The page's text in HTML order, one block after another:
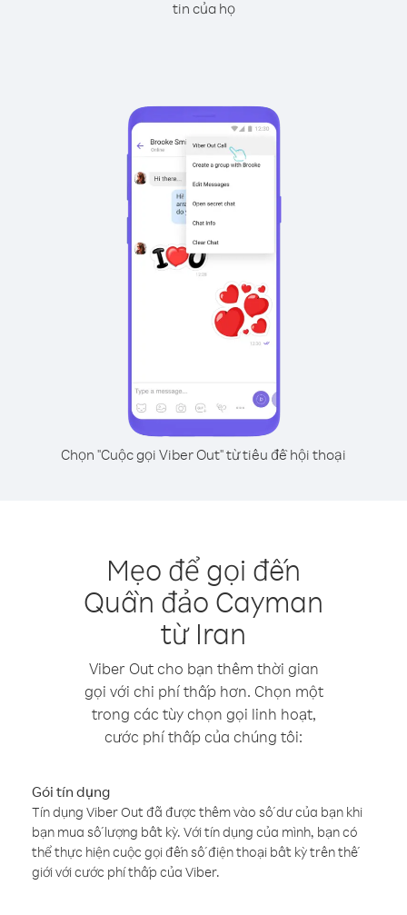
tin của họ
Chọn "Cuộc gọi Viber Out" từ tiêu đề hội thoại
Mẹo để gọi đến
Quần đảo Cayman
từ Iran
Viber Out cho bạn thêm thời gian
gọi với chi phí thấp hơn. Chọn một
trong các tùy chọn gọi linh hoạt,
cước phí thấp của chúng tôi:
Gói tín dụng
Tín dụng Viber Out đã được thêm vào số dư của bạn khi
bạn mua số lượng bất kỳ. Với tín dụng của mình, bạn có
thể thực hiện cuộc gọi đến số điện thoại bất kỳ trên thế
giới với cước phí thấp của Viber.